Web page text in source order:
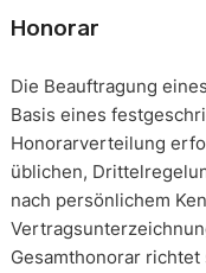
Honorar
Die Beauftragung
Basis eines
Honorarverteilung
üblichen,
nach persönlichem
Gesamthonorar